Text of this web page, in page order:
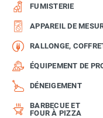
FUMISTERIE
APPAREIL DE
RALLONGE,
ÉQUIPEMENT DE
DÉNEIGEMENT
BARBECUE ET
FOUR À PIZZA